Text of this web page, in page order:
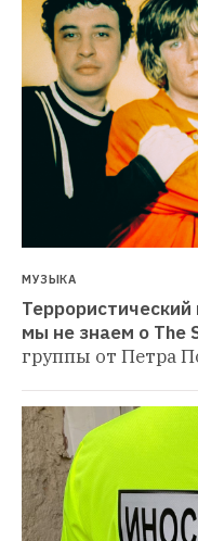
МУЗЫКА
мы не знаем о The
группы от Петра